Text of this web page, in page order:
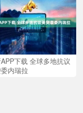
下载 全球多地抗议
内瑞拉